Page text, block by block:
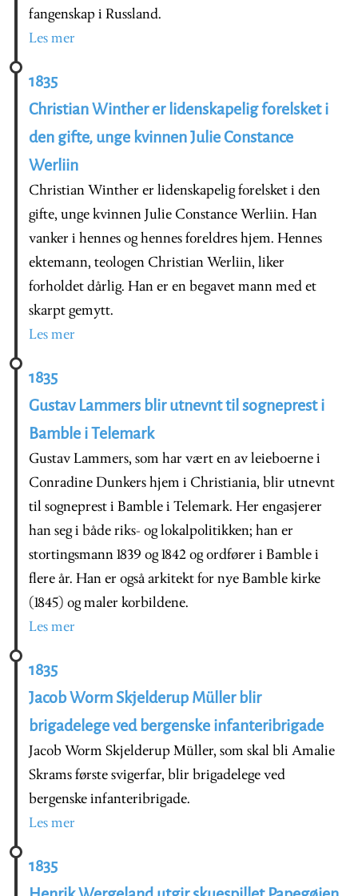
fangenskap i Russland.
Les mer
1835
Christian Winther er lidenskapelig forelsket i
den gifte, unge kvinnen Julie Constance
Werliin
Christian Winther er lidenskapelig forelsket i den
gifte, unge kvinnen Julie Constance Werliin. Han
vanker i hennes og hennes foreldres hjem. Hennes
ektemann, teologen Christian Werliin, liker
forholdet dårlig. Han er en begavet mann med et
skarpt gemytt.
Les mer
1835
Gustav Lammers blir utnevnt til sogneprest i
Bamble i Telemark
Gustav Lammers, som har vært en av leieboerne i
Conradine Dunkers hjem i Christiania, blir utnevnt
til sogneprest i Bamble i Telemark. Her engasjerer
han seg i både riks- og lokalpolitikken; han er
stortingsmann 1839 og 1842 og ordfører i Bamble i
flere år. Han er også arkitekt for nye Bamble kirke
(1845) og maler korbildene.
Les mer
1835
Jacob Worm Skjelderup Müller blir
brigadelege ved bergenske infanteribrigade
Jacob Worm Skjelderup Müller, som skal bli Amalie
Skrams første svigerfar, blir brigadelege ved
bergenske infanteribrigade.
Les mer
1835